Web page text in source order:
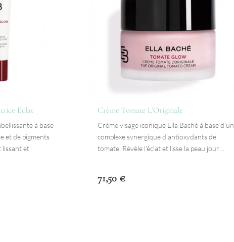
Éclat
à base
et de pigments
lissant et
Crème Tomate L’Originale
Crème visage iconique Ella Baché à base d'un
complexe synergique d'antioxydants de
tomate. Révèle l'éclat et lisse la peau jour…
71,50 €